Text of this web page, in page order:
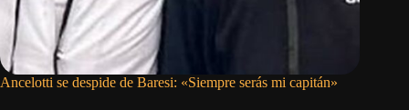
Ancelotti se despide de Baresi: «Siempre serás mi capitán»